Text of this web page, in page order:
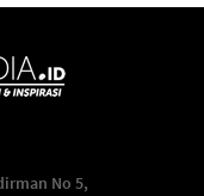
No 5,